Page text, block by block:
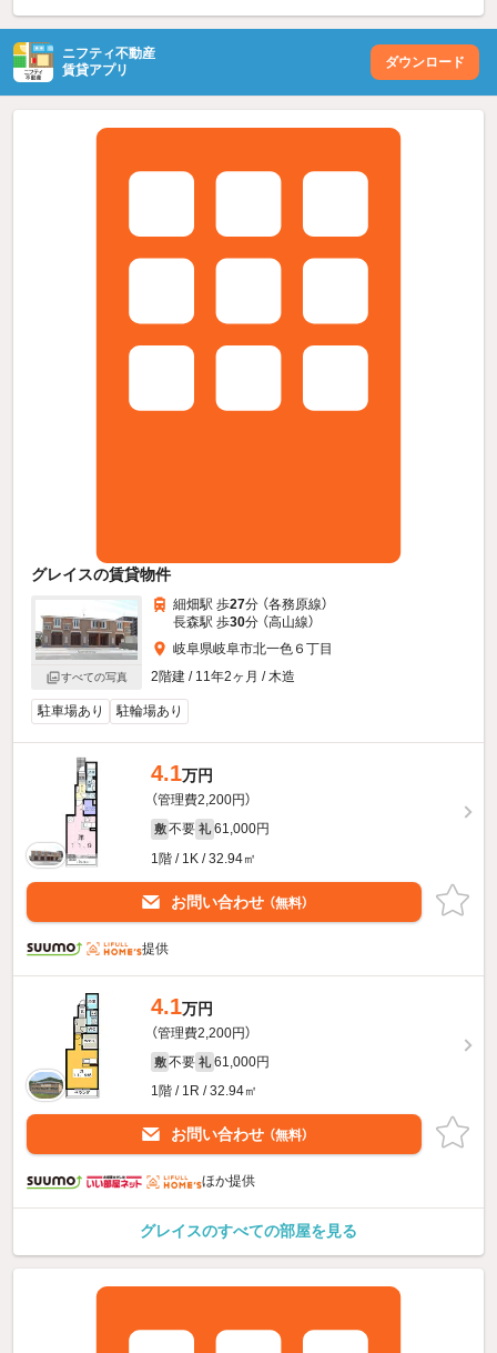
ニフティ不動産
賃貸アプリ
ダウンロード
グレイスの賃貸物件
すべての写真
細畑駅 歩27分 （各務原線）
長森駅 歩30分 （高山線）
岐阜県岐阜市北一色６丁目
2階建 / 11年2ヶ月 / 木造
駐車場あり 駐輪場あり
4.1万円
（管理費2,200円）
敷 不要 礼 61,000円
1階 / 1K / 32.94㎡
お問い合わせ （無料）
提供
4.1万円
（管理費2,200円）
敷 不要 礼 61,000円
1階 / 1R / 32.94㎡
お問い合わせ （無料）
ほか提供
グレイスのすべての部屋を見る